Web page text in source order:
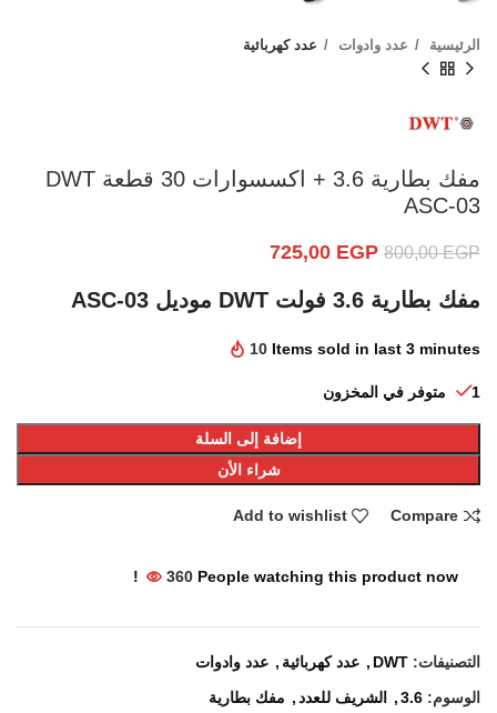
الرئيسية عدد وادوات عدد كهربائية
مفك بطارية 3.6 + اكسسوارات 30 قطعة DWT
ASC-03
800,00EGP
725,00 EGP
مفك بطارية 3.6 فولت DWT موديل ASC-03
10 Items sold in last 3 minutes
1 متوفر في المخزون
إضافة إلى السلة
شراء الأن
Compare
Add to wishlist
360 People watching this product now!
التصنيفات: DWT
, عدد كهربائية , عدد وادوات
الوسوم: 3.6
, الشريف للعدد, مفك بطارية